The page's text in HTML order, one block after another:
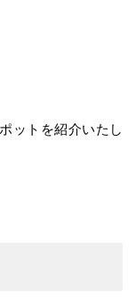
ットを紹介いたし